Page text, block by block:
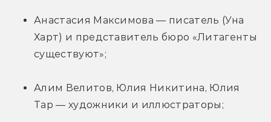
Анастасия Максимова — писатель (Уна
Харт) и представитель бюро «Литагенты
существуют»;
Алим Велитов, Юлия Никитина, Юлия
Тар — художники и иллюстраторы;